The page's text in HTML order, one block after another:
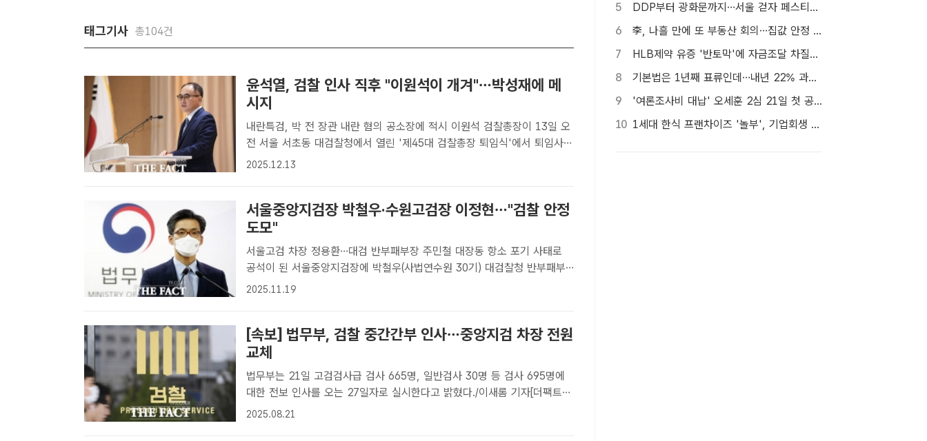
태그기사 총104건
윤석열, 검찰 인사 직후 "이원석이 개겨"…박성재에 메
시지
내란특검, 박 전 장관 내란 혐의 공소장에 적시 이원석 검찰총장이 13일 오
전 서울 서초동 대검찰청에서 열린 '제45대 검찰총장 퇴임식'에서 퇴임사를
하고 있다./장윤석 기자[더팩트 | 김해인 기자] 윤석열 전 대통령이 박성재
2025.12.13
서울중앙지검장 박철우·수원고검장 이정현…"검찰 안정
도모"
서울고검 차장 정용환…대검 반부패부장 주민철 대장동 항소 포기 사태로
공석이 된 서울중앙지검장에 박철우(사법연수원 30기) 대검찰청 반부패부
장이 임명됐다. 2021.06.24. /뉴시스[더팩트ㅣ정채영 기자] 대장동 항소 포
2025.11.19
[속보] 법무부, 검찰 중간간부 인사…중앙지검 차장 전원
교체
법무부는 21일 고검검사급 검사 665명, 일반검사 30명 등 검사 695명에
대한 전보 인사를 오는 27일자로 실시한다고 밝혔다./이새롬 기자[더팩트ㅣ
정채영 기자] 법무부는 21일 고검검사급 검사 665명, 일반검사 30명 등 검
2025.08.21
5
DDP부터 광화문까지…서울 걷자 페스티벌 참가자 5000명 모집
6
李, 나흘 만에 또 부동산 회의…집값 안정 승부처 '공급' 점검
7
HLB제약 유증 '반토막'에 자금조달 차질…R&D 줄이고 채무상환금 제외
8
기본법은 1년째 표류인데…내년 22% 과세 강행, 가상자산 투자자 반발 확산
9
'여론조사비 대납' 오세훈 2심 21일 첫 공판…1심 당선무효형
10
1세대 한식 프랜차이즈 '놀부', 기업회생 신청…11일 대표자 심문